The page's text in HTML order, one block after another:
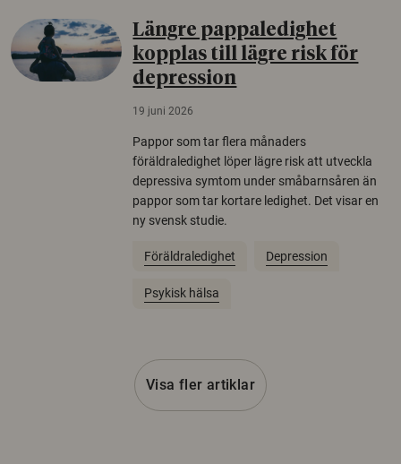
Längre pappaledighet
kopplas till lägre risk för
depression
19 juni 2026
Pappor som tar flera månaders
föräldraledighet löper lägre risk att utveckla
depressiva symtom under småbarnsåren än
pappor som tar kortare ledighet. Det visar en
ny svensk studie.
Föräldraledighet Depression
Psykisk hälsa
Visa fler artiklar